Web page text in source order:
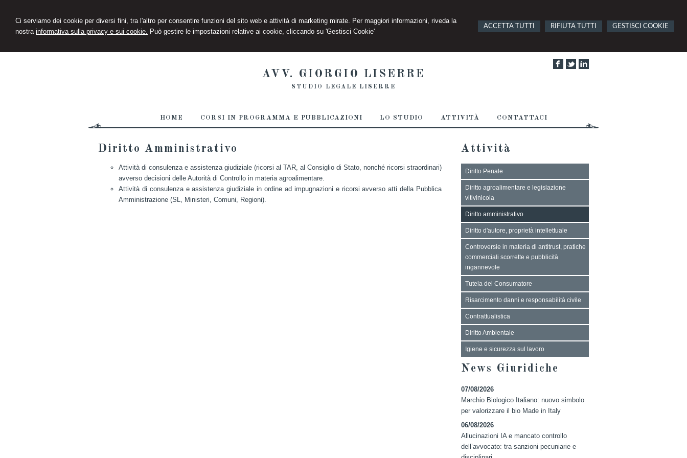
Ci serviamo dei cookie per diversi fini, tra l'altro per consentire funzioni del sito web e attività di marketing mirate. Per maggiori informazioni, riveda la
nostra informativa sulla privacy e sui cookie. Può gestire le impostazioni relative ai cookie, cliccando su 'Gestisci Cookie'
ACCETTA TUTTI RIFIUTA TUTTI GESTISCI COOKIE
AVV. GIORGIO LISERRE
STUDIO LEGALE LISERRE
HOME CORSI IN PROGRAMMA E PUBBLICAZIONI LO STUDIO ATTIVITÀ CONTATTACI
Diritto Amministrativo
Attività di consulenza e assistenza giudiziale (ricorsi al TAR, al Consiglio di Stato, nonché ricorsi straordinari)
avverso decisioni delle Autorità di Controllo in materia agroalimentare.
Attività di consulenza e assistenza giudiziale in ordine ad impugnazioni e ricorsi avverso atti della Pubblica
Amministrazione (SL, Ministeri, Comuni, Regioni).
Attività
Diritto Penale
Diritto agroalimentare e legislazione
vitivinicola
Diritto amministrativo
Diritto d'autore, proprietà intellettuale
Controversie in materia di antitrust, pratiche
commerciali scorrette e pubblicità
ingannevole
Tutela del Consumatore
Risarcimento danni e responsabilità civile
Contrattualistica
Diritto Ambientale
Igiene e sicurezza sul lavoro
News Giuridiche
07/08/2026
Marchio Biologico Italiano: nuovo simbolo
per valorizzare il bio Made in Italy
06/08/2026
Allucinazioni IA e mancato controllo
dell’avvocato: tra sanzioni pecuniarie e